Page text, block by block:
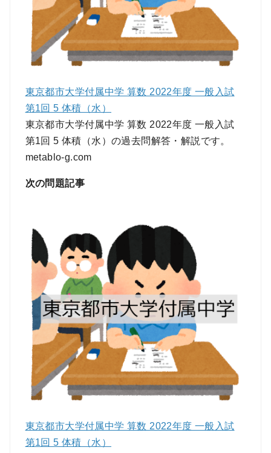
東京都市大学付属中学 算数 2022年度 一般入試
第1回 5 体積（水）
東京都市大学付属中学 算数 2022年度 一般入試
第1回 5 体積（水）の過去問解答・解説です。
metablo-g.com
次の問題記事
東京都市大学付属中学 算数 2022年度 一般入試
第1回 5 体積（水）